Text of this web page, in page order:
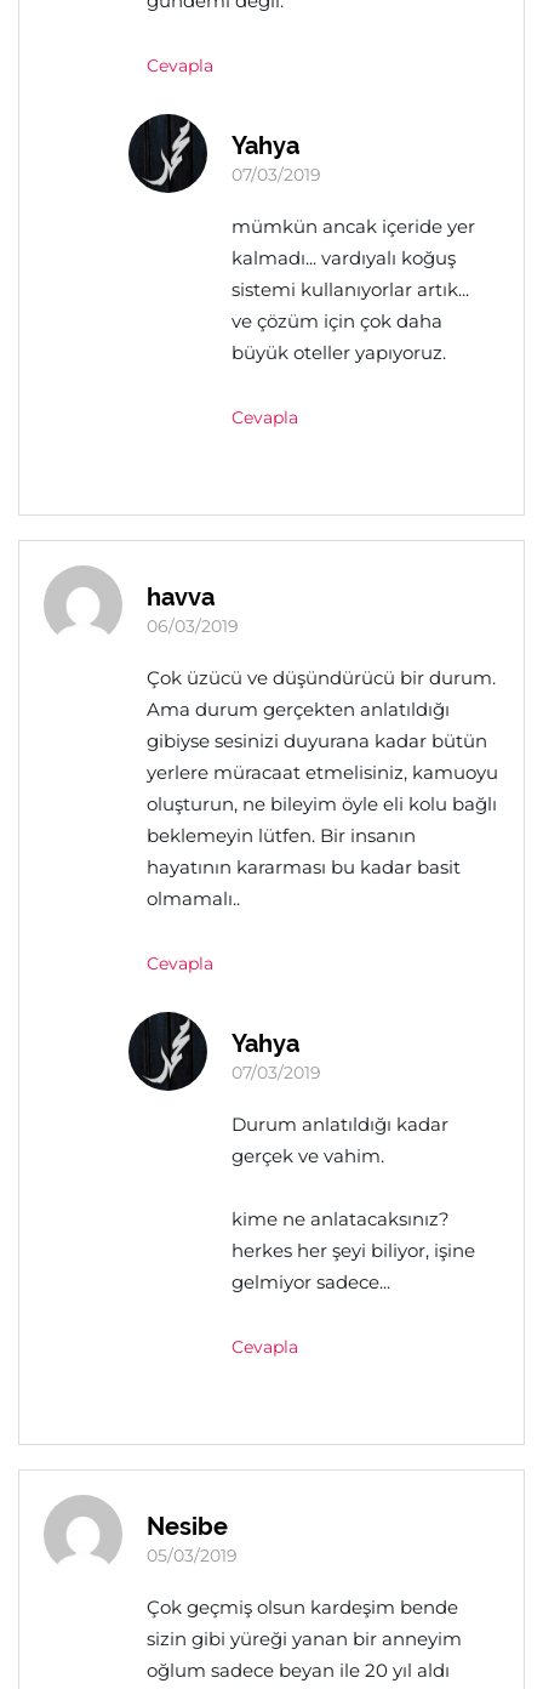
Cevapla
Yahya
07/03/2019
mümkün ancak içeride yer
kalmadı... vardıyalı koğuş
sistemi kullanıyorlar artık...
ve çözüm için çok daha
büyük oteller yapıyoruz.
Cevapla
havva
06/03/2019
Çok üzücü ve düşündürücü bir durum.
Ama durum gerçekten anlatıldığı
gibiyse sesinizi duyurana kadar bütün
yerlere müracaat etmelisiniz, kamuoyu
oluşturun, ne bileyim öyle eli kolu bağlı
beklemeyin lütfen. Bir insanın
hayatının kararması bu kadar basit
olmamalı..
Cevapla
Yahya
07/03/2019
Durum anlatıldığı kadar
gerçek ve vahim.
kime ne anlatacaksınız?
herkes her şeyi biliyor, işine
gelmiyor sadece...
Cevapla
Nesibe
05/03/2019
Çok geçmiş olsun kardeşim bende
sizin gibi yüreği yanan bir anneyim
oğlum sadece beyan ile 20 yıl aldı